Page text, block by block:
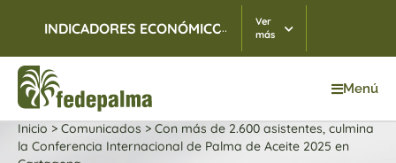
INDICADORES ECONÓMICOS TRM 06/08/2026
...
Ver
más
Menú
Inicio > Comunicados > Con más de 2.600 asistentes, culmina
la Conferencia Internacional de Palma de Aceite 2025 en